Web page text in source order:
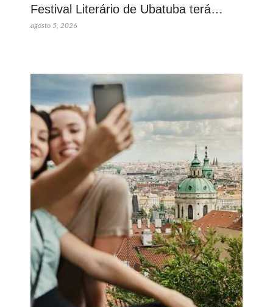
Festival Literário de Ubatuba terá…
agosto 5, 2026